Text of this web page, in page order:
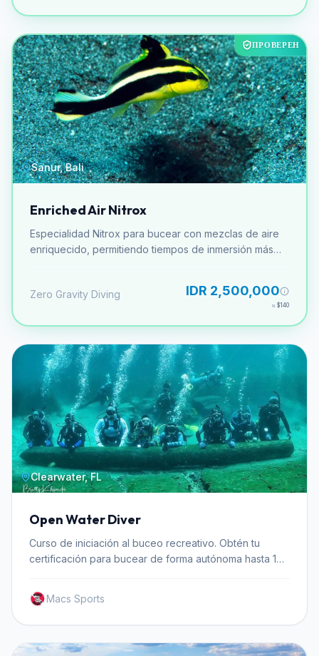
ПРОВЕРЕН
Sanur, Bali
Enriched Air Nitrox
Especialidad Nitrox para bucear con mezclas de aire
enriquecido, permitiendo tiempos de inmersión más
Zero Gravity Diving IDR 2,500,000
≈ $140
Clearwater, FL
Open Water Diver
Curso de iniciación al buceo recreativo. Obtén tu
certificación para bucear de forma autónoma hasta 18
Macs Sports